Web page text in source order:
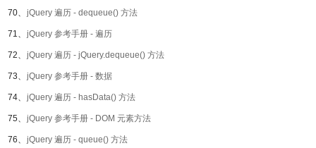
70、 jQuery 遍历 - dequeue() 方法
71、 jQuery 参考手册 - 遍历
72、 jQuery 遍历 - jQuery.dequeue() 方法
73、 jQuery 参考手册 - 数据
74、 jQuery 遍历 - hasData() 方法
75、 jQuery 参考手册 - DOM 元素方法
76、 jQuery 遍历 - queue() 方法